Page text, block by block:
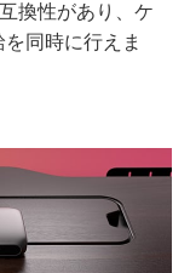
換性があり、ケ
同時に行えま